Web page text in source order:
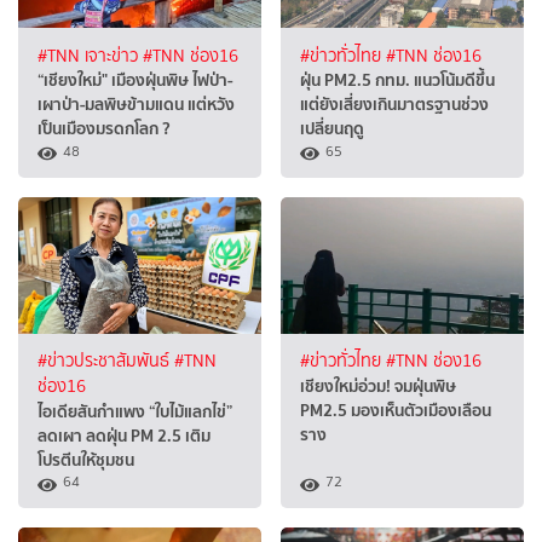
#TNN เจาะข่าว#TNN ช่อง16
“เชียงใหม่" เมืองฝุ่นพิษ ไฟป่า-
เผาป่า-มลพิษข้ามแดน แต่หวัง
เป็นเมืองมรดกโลก ?
48
#ข่าวทั่วไทย#TNN ช่อง16
ฝุ่น PM2.5 กทม. แนวโน้มดีขึ้น
แต่ยังเสี่ยงเกินมาตรฐานช่วง
เปลี่ยนฤดู
65
#ข่าวประชาสัมพันธ์#TNN
ช่อง16
ไอเดียสันกำแพง “ใบไม้แลกไข่”
ลดเผา ลดฝุ่น PM 2.5 เติม
โปรตีนให้ชุมชน
64
#ข่าวทั่วไทย#TNN ช่อง16
เชียงใหม่อ่วม! จมฝุ่นพิษ
PM2.5 มองเห็นตัวเมืองเลือน
ราง
72